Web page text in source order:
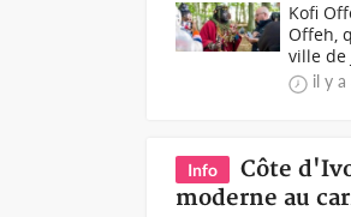
Kofi
Offeh,
ville de
il y
Info
Côte
moderne au